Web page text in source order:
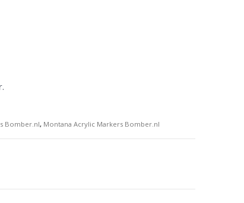
Bomber.nl, Montana Acrylic Markers Bomber.nl